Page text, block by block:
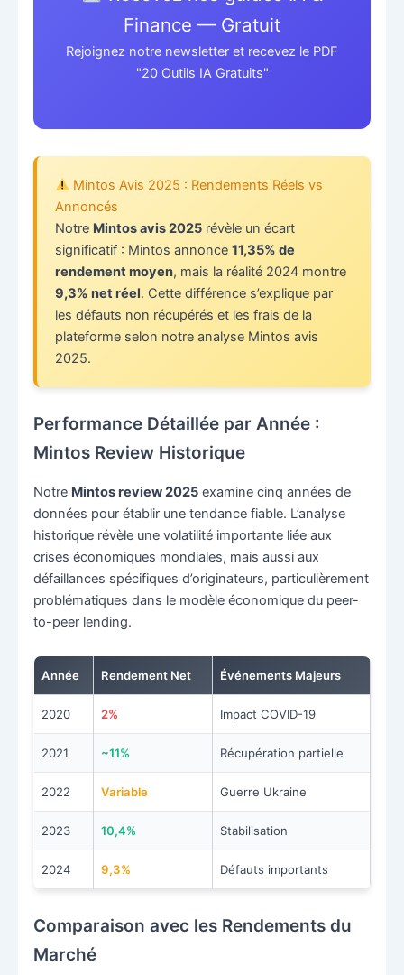
Finance — Gratuit
Rejoignez notre newsletter et recevez le PDF
"20 Outils IA Gratuits"
Mintos Avis 2025 : Rendements Réels vs
Annoncés
Notre Mintos avis 2025révèle un écart
significatif : Mintos annonce 11,35% de
rendement moyen, mais la réalité 2024 montre
9,3% net réel. Cette différence s’explique par
les défauts non récupérés et les frais de la
plateforme selon notre analyse Mintos avis
2025.
Performance Détaillée par Année :
Mintos Review Historique
Notre Mintos review 2025examine cinq années de
données pour établir une tendance fiable. L’analyse
historique révèle une volatilité importante liée aux
crises économiques mondiales, mais aussi aux
défaillances spécifiques d’originateurs, particulièrement
problématiques dans le modèle économique du peer-
to-peer lending.
Année Rendement Net Événements Majeurs
2020 2% Impact COVID-19
2021 ~11% Récupération partielle
2022 Variable Guerre Ukraine
2023 10,4% Stabilisation
2024 9,3% Défauts importants
Comparaison avec les Rendements du
Marché